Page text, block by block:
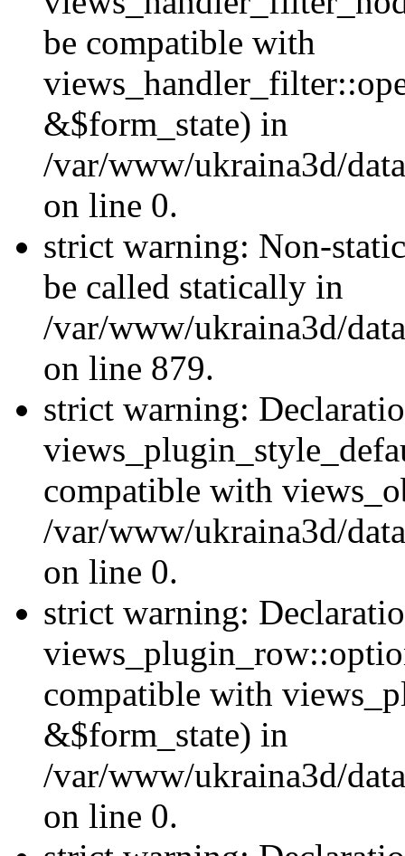
be compatible with
&$form_state) in
/var/www/ukraina3d/
on line 0.
strict warning: Non-
be called statically in
/var/www/ukraina3d/
on line 879.
strict warning:
compatible with
/var/www/ukraina3d/
on line 0.
strict warning:
compatible with
&$form_state) in
/var/www/ukraina3d/
on line 0.